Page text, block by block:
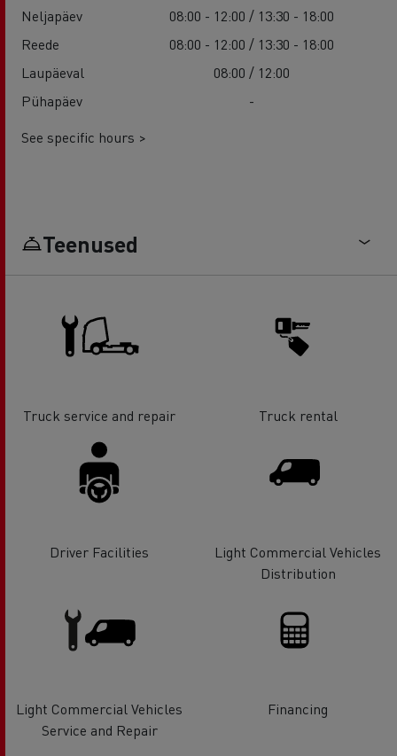
Neljapäev
08:00 - 12:00 / 13:30 - 18:00
Reede
08:00 - 12:00 / 13:30 - 18:00
Laupäeval
08:00 / 12:00
Pühapäev
-
See specific hours >
Teenused
Truck service and repair Truck rental
Driver Facilities
Light Commercial Vehicles
Distribution
Light Commercial Vehicles
Service and Repair
Financing